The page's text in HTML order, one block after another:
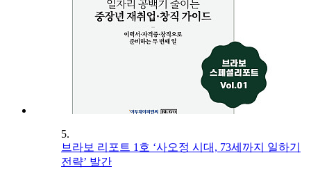
5.
브라보 리포트 1호 ‘사오정 시대, 73세까지 일하기
전략’ 발간